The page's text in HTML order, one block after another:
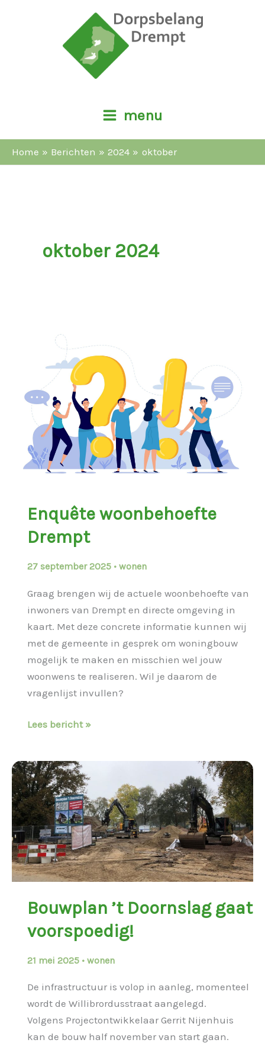
menu
Home Berichten 2024 oktober
oktober 2024
Enquête woonbehoefte
Drempt
27 september 2025 • wonen
Graag brengen wij de actuele woonbehoefte van
inwoners van Drempt en directe omgeving in
kaart. Met deze concrete informatie kunnen wij
met de gemeente in gesprek om woningbouw
mogelijk te maken en misschien wel jouw
woonwens te realiseren. Wil je daarom de
vragenlijst invullen?
Enquête
Lees bericht »
Bouwplan ’t Doornslag gaat
voorspoedig!
21 mei 2025 • wonen
De infrastructuur is volop in aanleg, momenteel
wordt de Willibrordusstraat aangelegd.
Volgens Projectontwikkelaar Gerrit Nijenhuis
kan de bouw half november van start gaan.